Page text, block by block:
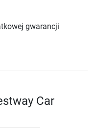
gwarancji
Car